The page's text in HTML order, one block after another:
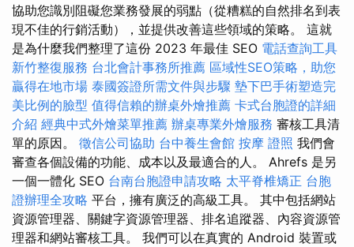
協助您識別阻礙您業務發展的弱點（從糟糕的自然排名到表
現不佳的行銷活動），並提供改善這些領域的策略。 這就
是為什麼我們整理了這份 2023 年最佳 SEO 電話查詢工具
新竹整復服務 台北會計事務所推薦 區域性SEO策略，助您
贏得在地市場 泰國簽證所需文件與步驟 墊下巴手術塑造完
美比例的臉型 值得信賴的辦桌外燴推薦 卡式台胞證的詳細
介紹 經典中式外燴菜單推薦 辦桌專業外燴服務 審核工具清
單的原因。 徵信公司協助 台中養生會館 按摩 證照 我們會
審查各個設備的功能、成本以及最適合的人。 Ahrefs 是另
一個一體化 SEO 台南台胞證申請攻略 太平脊椎矯正 台胞
證辦理全攻略 平台，擁有廣泛的高級工具。 其中包括網站
資源管理器、關鍵字資源管理器、排名追蹤器、內容資源管
理器和網站審核工具。 我們可以在真實的 Android 裝置或